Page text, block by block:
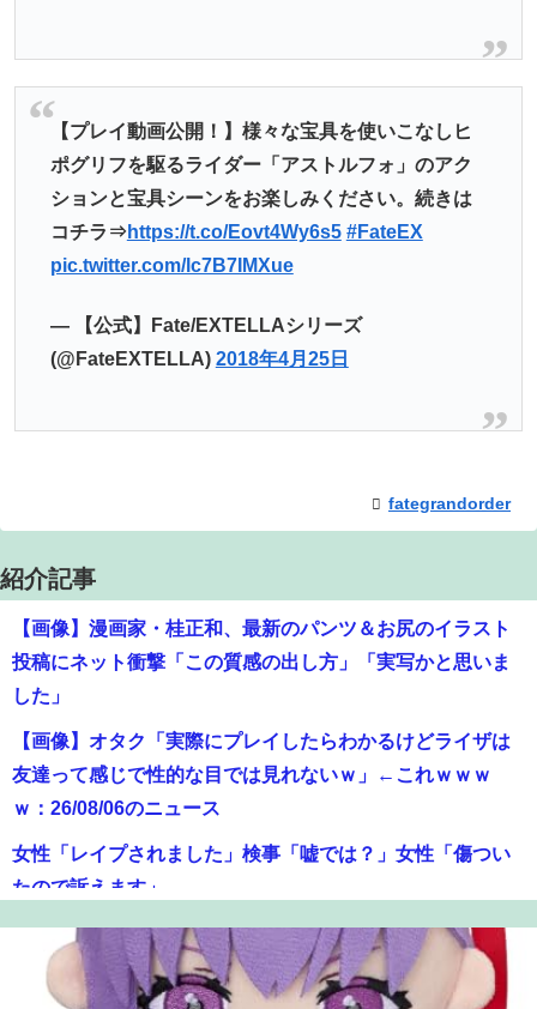
【プレイ動画公開！】様々な宝具を使いこなしヒ
ポグリフを駆るライダー「アストルフォ」のアク
ションと宝具シーンをお楽しみください。続きは
コチラ⇒ https://t.co/Eovt4Wy6s5 #FateEX
pic.twitter.com/lc7B7IMXue
— 【公式】Fate/EXTELLAシリーズ
(@FateEXTELLA) 2018年4月25日
fategrandorder
紹介記事
【画像】漫画家・桂正和、最新のパンツ＆お尻のイラスト
投稿にネット衝撃「この質感の出し方」「実写かと思いま
した」
【画像】オタク「実際にプレイしたらわかるけどライザは
友達って感じで性的な目では見れないｗ」←これｗｗｗ
ｗ：26/08/06のニュース
女性「レイプされました」検事「嘘では？」女性「傷つい
たので訴えます」
【爆笑】最近のオスガキ、名前がダサすぎるｗｗｗｗ ：
26/08/05のニュース